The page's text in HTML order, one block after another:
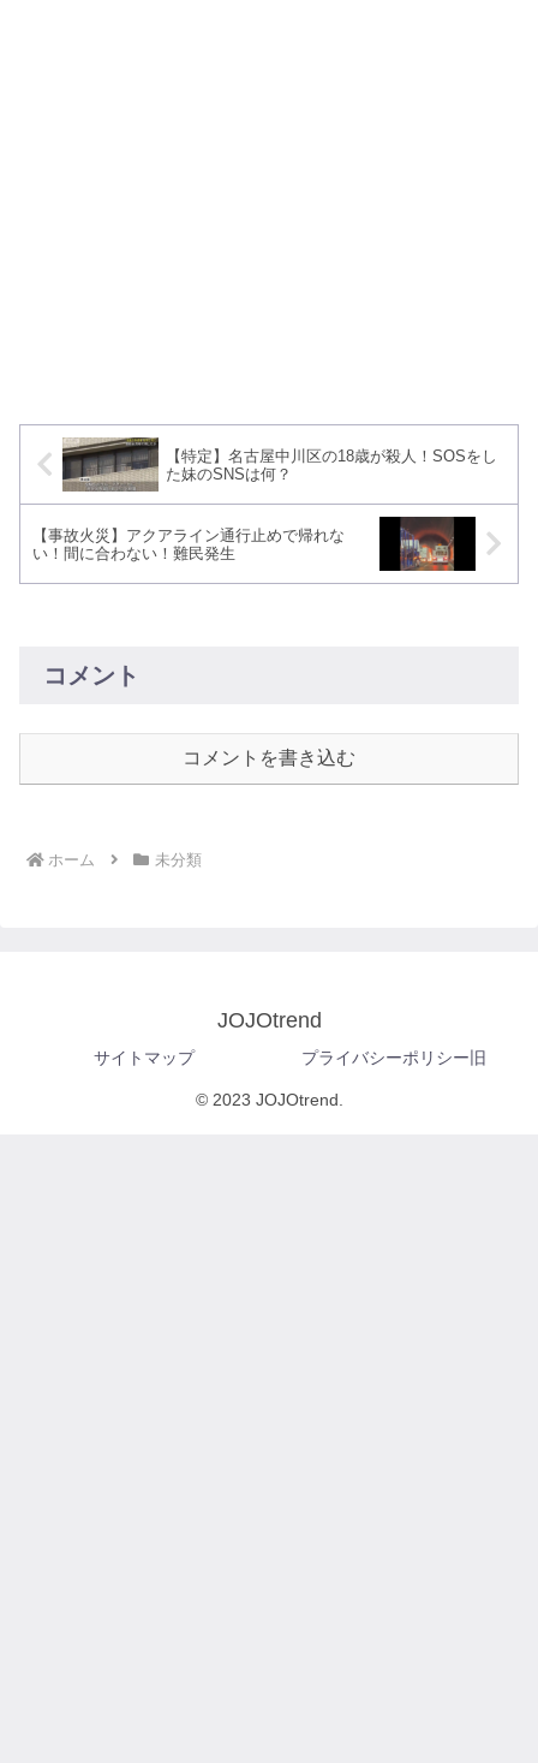
【特定】名古屋中川区の18歳が殺人！SOSをし
た妹のSNSは何？
【事故火災】アクアライン通行止めで帰れな
い！間に合わない！難民発生
コメント
コメントを書き込む
ホーム 未分類
JOJOtrend
サイトマップ プライバシーポリシー旧
© 2023 JOJOtrend.